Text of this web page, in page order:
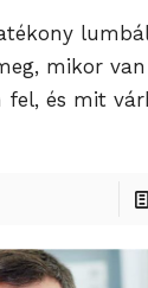
mikor
fel, és mit